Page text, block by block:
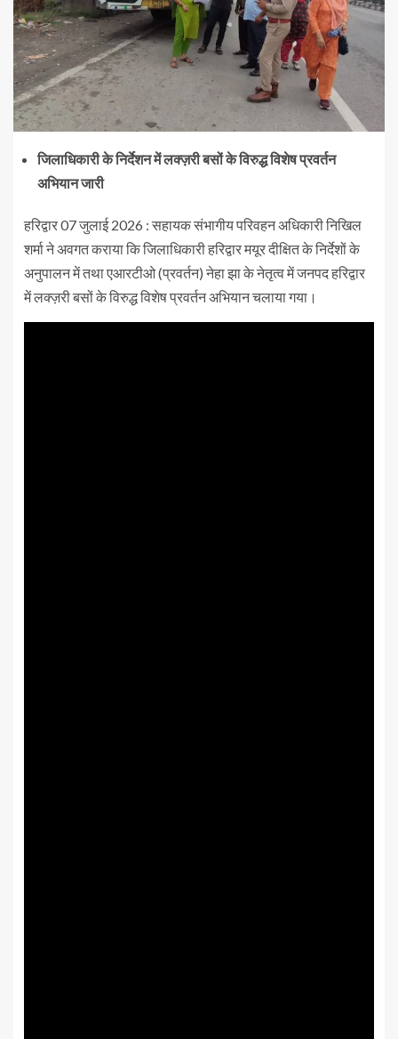
जिलाधिकारी के निर्देशन में लक्ज़री बसों के विरुद्ध विशेष प्रवर्तन
अभियान जारी
हरिद्वार 07 जुलाई 2026 : सहायक संभागीय परिवहन अधिकारी निखिल
शर्मा ने अवगत कराया कि जिलाधिकारी हरिद्वार मयूर दीक्षित के निर्देशों के
अनुपालन में तथा एआरटीओ (प्रवर्तन) नेहा झा के नेतृत्व में जनपद हरिद्वार
में लक्ज़री बसों के विरुद्ध विशेष प्रवर्तन अभियान चलाया गया।